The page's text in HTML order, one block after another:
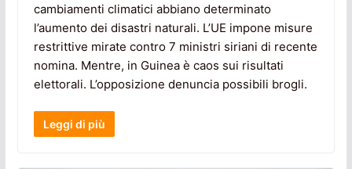
cambiamenti climatici abbiano determinato
l’aumento dei disastri naturali. L’UE impone misure
restrittive mirate contro 7 ministri siriani di recente
nomina. Mentre, in Guinea è caos sui risultati
elettorali. L’opposizione denuncia possibili brogli.
Leggi di più